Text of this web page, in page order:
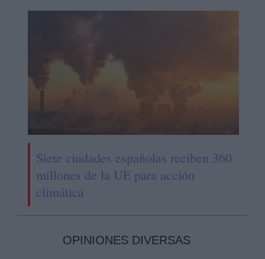
Siete ciudades españolas reciben 360
millones de la UE para acción
climática
OPINIONES DIVERSAS